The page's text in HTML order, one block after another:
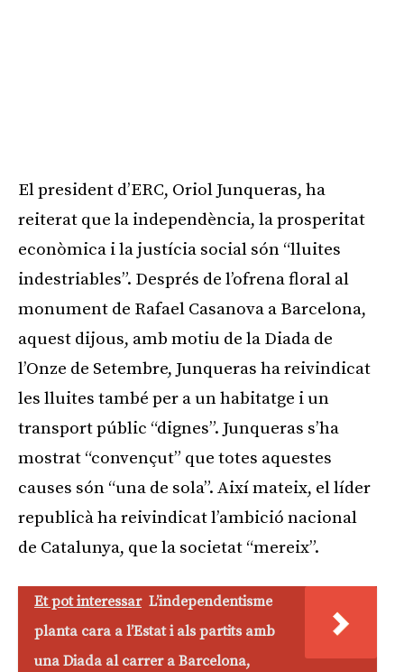
El president d’ERC, Oriol Junqueras, ha
reiterat que la independència, la prosperitat
econòmica i la justícia social són “lluites
indestriables”. Després de l’ofrena floral al
monument de Rafael Casanova a Barcelona,
aquest dijous, amb motiu de la Diada de
l’Onze de Setembre, Junqueras ha reivindicat
les lluites també per a un habitatge i un
transport públic “dignes”. Junqueras s’ha
mostrat “convençut” que totes aquestes
causes són “una de sola”. Així mateix, el líder
republicà ha reivindicat l’ambició nacional
de Catalunya, que la societat “mereix”.
Et pot interessar L’independentisme
planta cara a l’Estat i als partits amb
una Diada al carrer a Barcelona,